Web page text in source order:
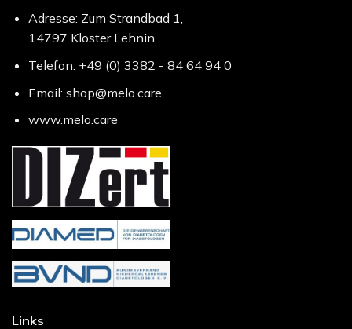
Adresse: Zum Strandbad 1,
14797 Kloster Lehnin
Telefon: +49 (0) 3382 - 84 64 94 0
Email: shop@melo.care
www.melo.care
Links